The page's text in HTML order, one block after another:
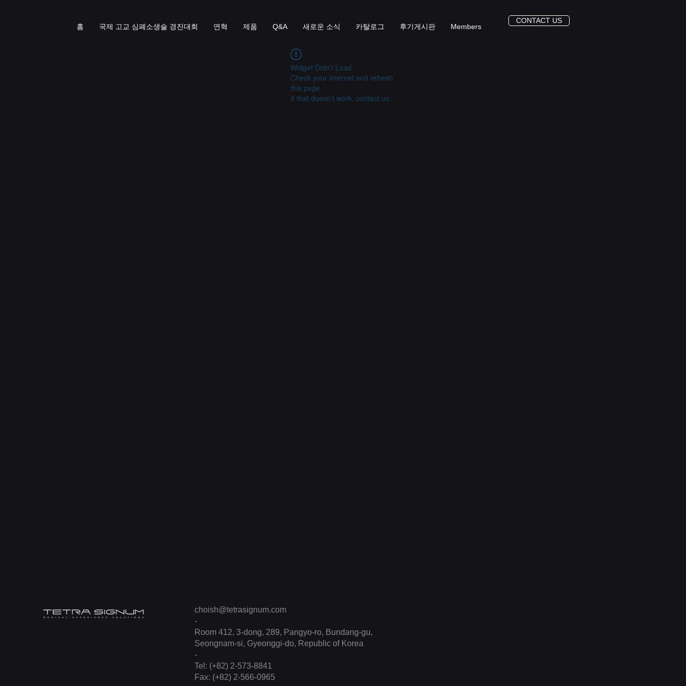
홈 국제 고교 심폐소생술 경진대회 연혁 제품 Q&A 새로운 소식 카탈로그 후기게시판 Members
CONTACT US
Widget Didn’t Load
Check your internet and refresh
this page.
If that doesn’t work, contact us.
choish@tetrasignum.com
-
Room 412, 3-dong, 289, Pangyo-ro, Bundang-gu,
Seongnam-si, Gyeonggi-do, Republic of Korea
-
Tel: (+82) 2-573-8841
Fax: (+82) 2-566-0965